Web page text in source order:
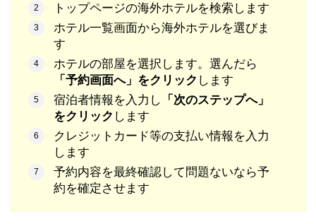
トップページの海外ホテルを検索します
ホテル一覧画面から海外ホテルを選びま
す
ホテルの部屋を選択します。選んだら
「予約画面へ」をクリック します
宿泊者情報を入力し
「次のステップへ」
をクリック します
クレジットカード等の支払い情報を入力
します
予約内容を最終確認して問題ないなら予
約を確定させます